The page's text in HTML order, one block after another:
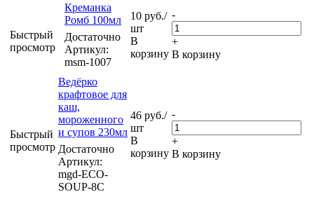
Быстрый
просмотр
Креманка
Ромб 100мл
Достаточно
Артикул:
msm-1007
10 руб./
шт
В
корзину
-
+
В корзину
Быстрый
просмотр
Ведёрко
крафтовое для
каш,
мороженного
и супов 230мл
Достаточно
Артикул:
mgd-ECO-
SOUP-8C
46 руб./
шт
В
корзину
-
+
В корзину